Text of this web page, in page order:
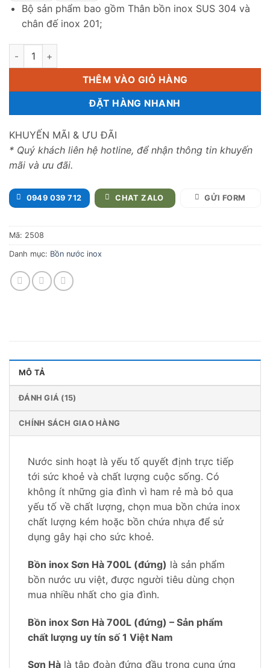
Bộ sản phẩm bao gồm Thân bồn inox SUS 304 và
chân đế inox 201;
Bồn inox Sơn Hà 700L (đứng) (F720) số lượng
THÊM VÀO GIỎ HÀNG
ĐẶT HÀNG NHANH
KHUYẾN MÃI & ƯU ĐÃI
* Quý khách liên hệ hotline, để nhận thông tin khuyến
mãi và ưu đãi.
0949 039 712 CHAT ZALO GỬI FORM
Mã: 2508
Danh mục: Bồn nước inox
MÔ TẢ
ĐÁNH GIÁ (15)
CHÍNH SÁCH GIAO HÀNG
Nước sinh hoạt là yếu tố quyết định trực tiếp
tới sức khoẻ và chất lượng cuộc sống. Có
không ít những gia đình vì ham rẻ mà bỏ qua
yếu tố về chất lượng, chọn mua bồn chứa inox
chất lượng kém hoặc bồn chứa nhựa để sử
dụng gây hại cho sức khoẻ.
Bồn inox Sơn Hà 700L (đứng) là sản phẩm
bồn nước ưu việt, được người tiêu dùng chọn
mua nhiều nhất cho gia đình.
Bồn inox Sơn Hà 700L (đứng) – Sản phẩm
chất lượng uy tín số 1 Việt Nam
Sơn Hà là tập đoàn đứng đầu trong cung ứng